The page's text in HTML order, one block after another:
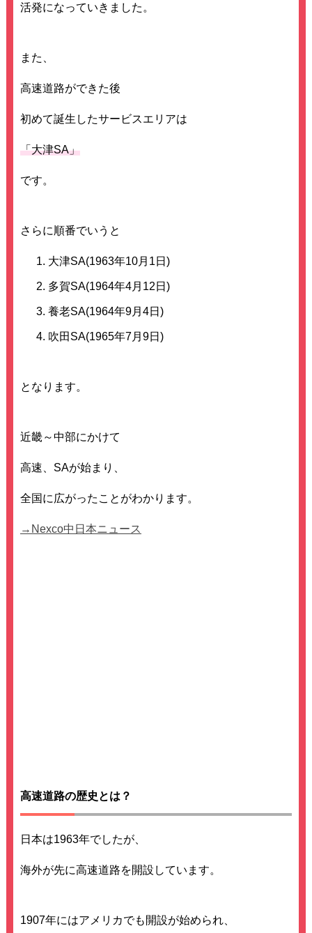
活発になっていきました。
また、
高速道路ができた後
初めて誕生したサービスエリアは
「大津SA」
です。
さらに順番でいうと
大津SA(1963年10月1日)
多賀SA(1964年4月12日)
養老SA(1964年9月4日)
吹田SA(1965年7月9日)
となります。
近畿～中部にかけて
高速、SAが始まり、
全国に広がったことがわかります。
→Nexco中日本ニュース
高速道路の歴史とは？
日本は1963年でしたが、
海外が先に高速道路を開設しています。
1907年にはアメリカでも開設が始められ、